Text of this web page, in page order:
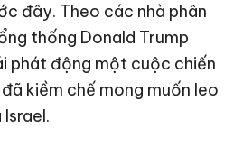
đây. Theo các nhà phân
thống Donald Trump
phát động một cuộc chiến
kiềm chế mong muốn leo